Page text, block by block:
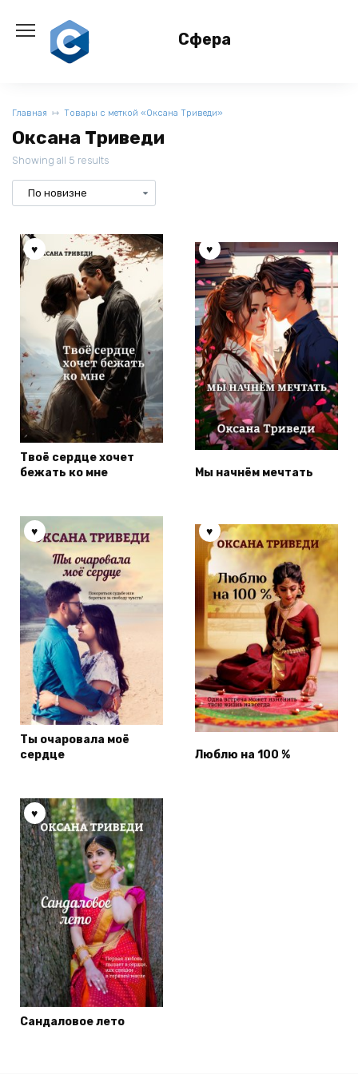
содержанию
Сфера
Главная Товары с меткой «Оксана Триведи»
Оксана Триведи
Showing all 5 results
Твоё сердце хочет
бежать ко мне
Мы начнём мечтать
Ты очаровала моё
сердце
Люблю на 100 %
Сандаловое лето